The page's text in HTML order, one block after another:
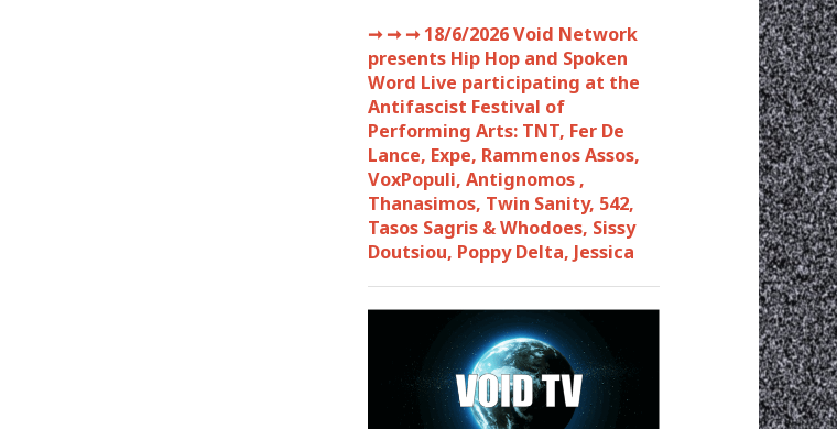
➞ ➞ ➞18/6/2026 Void Network
presents Hip Hop and Spoken
Word Live participating at the
Antifascist Festival of
Performing Arts: TNT, Fer De
Lance, Expe, Rammenos Assos,
VoxPopuli, Antignomos ,
Thanasimos, Twin Sanity, 542,
Tasos Sagris & Whodoes, Sissy
Doutsiou, Poppy Delta, Jessica